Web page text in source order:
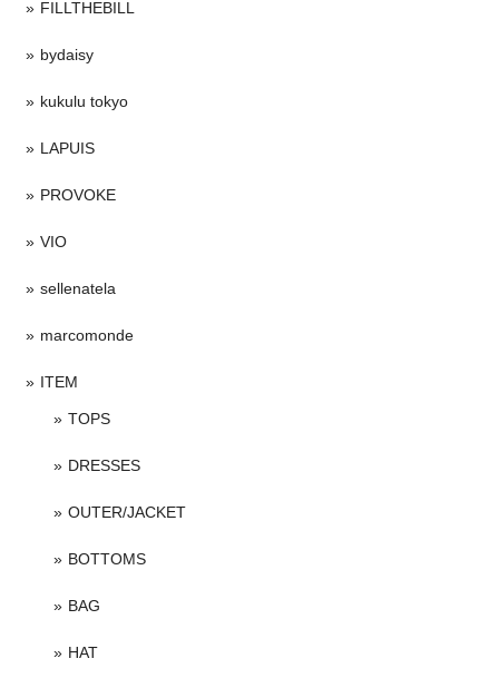
FILLTHEBILL
bydaisy
kukulu tokyo
LAPUIS
PROVOKE
VIO
sellenatela
marcomonde
ITEM
TOPS
DRESSES
OUTER/JACKET
BOTTOMS
BAG
HAT